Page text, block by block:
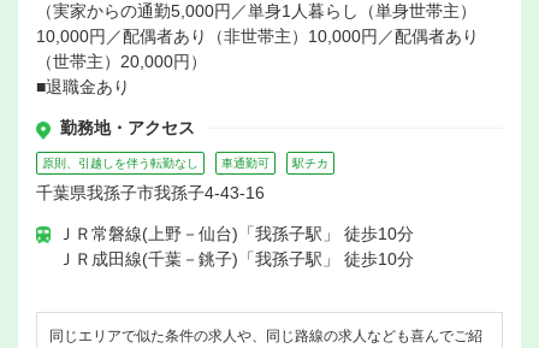
（実家からの通勤5,000円／単身1人暮らし（単身世帯主）
10,000円／配偶者あり（非世帯主）10,000円／配偶者あり
（世帯主）20,000円）
■退職金あり
勤務地・アクセス
原則、引越しを伴う転勤なし 車通勤可 駅チカ
千葉県我孫子市我孫子4-43-16
ＪＲ常磐線(上野－仙台)「我孫子駅」 徒歩10分
ＪＲ成田線(千葉－銚子)「我孫子駅」 徒歩10分
同じエリアで似た条件の求人や、同じ路線の求人なども喜んでご紹